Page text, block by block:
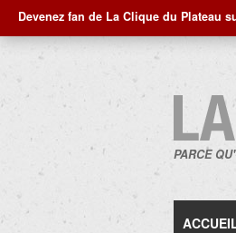
Devenez fan de La Clique du Plateau
PARCE